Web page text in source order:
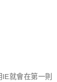
就會在第一則